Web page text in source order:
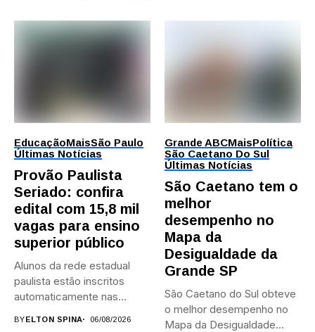
EducaçãoMaisSão Paulo
Últimas Notícias
Provão Paulista
Seriado: confira
edital com 15,8 mil
vagas para ensino
superior público
Alunos da rede estadual
paulista estão inscritos
automaticamente nas
BYELTON SPINA 06/08/2026
Grande ABCMaisPolítica
São Caetano Do Sul
Últimas Notícias
São Caetano tem o
melhor
desempenho no
Mapa da
Desigualdade da
Grande SP
São Caetano do Sul obteve
o melhor desempenho no
Mapa da Desigualdade...